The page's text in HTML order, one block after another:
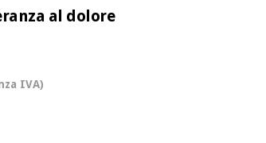
al dolore
IVA)